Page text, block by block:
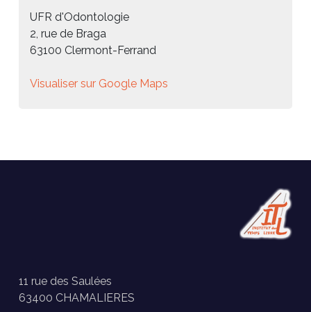
UFR d'Odontologie
2, rue de Braga
63100 Clermont-Ferrand
Visualiser sur Google Maps
11 rue des Saulées
63400 CHAMALIERES